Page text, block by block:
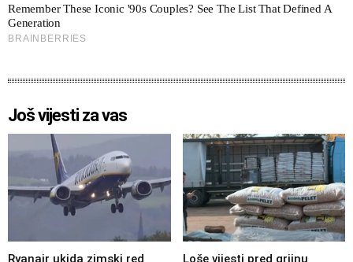
Još vijesti za vas
Ryanair ukida zimski red Loše vijesti pred grijnu